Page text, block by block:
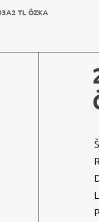
TL ÖZKA